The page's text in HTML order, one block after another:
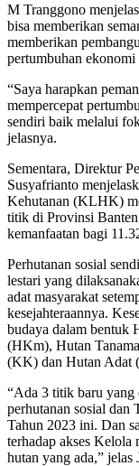
M Tranggono
bisa memberikan
memberikan
pertumbuhan ekonomi
“Saya harapkan
mempercepat
sendiri baik melalui
jelasnya.
Sementara, Direktur
Susyafrianto
Kehutanan (KLHK)
titik di Provinsi Banten
kemanfaatan bagi
Perhutanan sosial
lestari yang
adat masyarakat
kesejahteraannya.
budaya dalam bentuk
(HKm), Hutan
(KK) dan Hutan Adat
“Ada 3 titik baru yang
perhutanan sosial
Tahun 2023 ini. Dan
terhadap akses Kelola
hutan yang ada,” jelas